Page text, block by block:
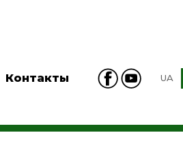
Контакты UA